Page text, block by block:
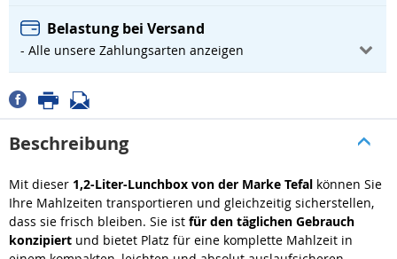
Belastung bei Versand
- Alle unsere Zahlungsarten anzeigen
Beschreibung
Mit dieser 1,2-Liter-Lunchbox von der Marke Tefal können Sie
Ihre Mahlzeiten transportieren und gleichzeitig sicherstellen,
dass sie frisch bleiben. Sie ist für den täglichen Gebrauch
konzipiert und bietet Platz für eine komplette Mahlzeit in